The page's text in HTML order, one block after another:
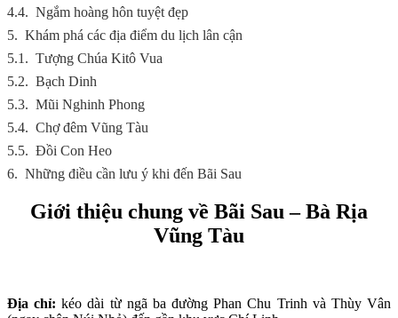
4.4. Ngắm hoàng hôn tuyệt đẹp
5. Khám phá các địa điểm du lịch lân cận
5.1. Tượng Chúa Kitô Vua
5.2. Bạch Dinh
5.3. Mũi Nghinh Phong
5.4. Chợ đêm Vũng Tàu
5.5. Đồi Con Heo
6. Những điều cần lưu ý khi đến Bãi Sau
Giới thiệu chung về Bãi Sau – Bà Rịa
Vũng Tàu
Địa chỉ: kéo dài từ ngã ba đường Phan Chu Trinh và Thùy Vân